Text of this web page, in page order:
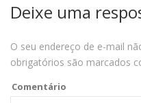
Deixe uma
O seu endereço de e-mail
obrigatórios são marcados
Comentário